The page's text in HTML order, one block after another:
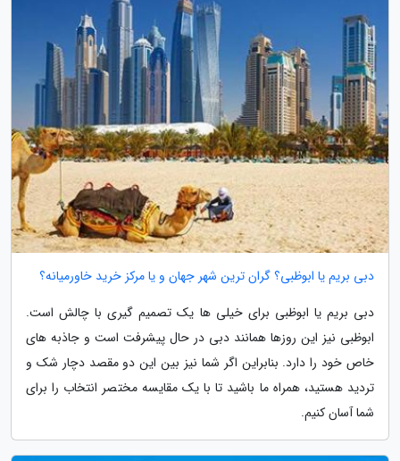
دبی بریم یا ابوظبی؟ گران ترین شهر جهان و یا مرکز خرید خاورمیانه؟
دبی بریم یا ابوظبی برای خیلی ها یک تصمیم گیری با چالش است.
ابوظبی نیز این روزها همانند دبی در حال پیشرفت است و جاذبه های
خاص خود را دارد. بنابراین اگر شما نیز بین این دو مقصد دچار شک و
تردید هستید، همراه ما باشید تا با یک مقایسه مختصر انتخاب را برای
شما آسان کنیم.